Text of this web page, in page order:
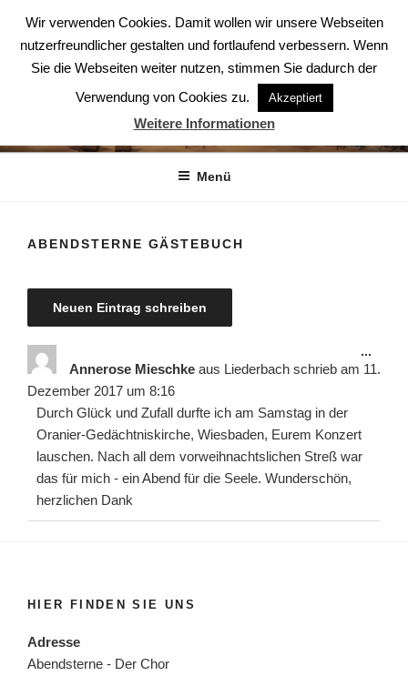
Inhalt
springen
ABENDSTERNE – DER CHOR
Der Chor aus Ludwigsburg
Menü
ABENDSTERNE GÄSTEBUCH
Annerose Mieschke aus Liederbach schrieb am 11.
Dezember 2017 um 8:16
Durch Glück und Zufall durfte ich am Samstag in der
Oranier-Gedächtniskirche, Wiesbaden, Eurem Konzert
lauschen. Nach all dem vorweihnachtslichen Streß war
das für mich - ein Abend für die Seele. Wunderschön,
herzlichen Dank
...
ein-/
HIER FINDEN SIE UNS
Adresse
Abendsterne - Der Chor
Wir verwenden Cookies. Damit wollen wir unsere Webseiten
nutzerfreundlicher gestalten und fortlaufend verbessern. Wenn
Sie die Webseiten weiter nutzen, stimmen Sie dadurch der
Verwendung von Cookies zu.
Akzeptiert
Weitere Informationen